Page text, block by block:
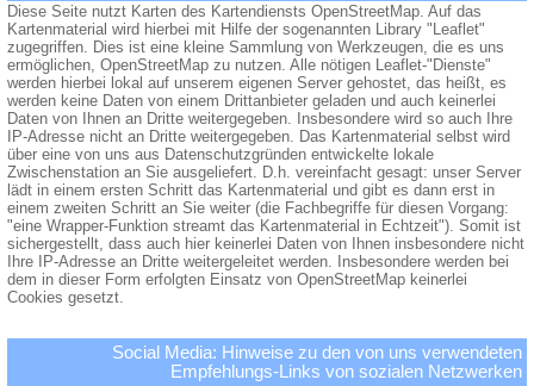
Diese Seite nutzt Karten des Kartendiensts OpenStreetMap. Auf das
Kartenmaterial wird hierbei mit Hilfe der sogenannten Library "Leaflet"
zugegriffen. Dies ist eine kleine Sammlung von Werkzeugen, die es uns
ermöglichen, OpenStreetMap zu nutzen. Alle nötigen Leaflet-"Dienste"
werden hierbei lokal auf unserem eigenen Server gehostet, das heißt, es
werden keine Daten von einem Drittanbieter geladen und auch keinerlei
Daten von Ihnen an Dritte weitergegeben. Insbesondere wird so auch Ihre
IP-Adresse nicht an Dritte weitergegeben. Das Kartenmaterial selbst wird
über eine von uns aus Datenschutzgründen entwickelte lokale
Zwischenstation an Sie ausgeliefert. D.h. vereinfacht gesagt: unser Server
lädt in einem ersten Schritt das Kartenmaterial und gibt es dann erst in
einem zweiten Schritt an Sie weiter (die Fachbegriffe für diesen Vorgang:
"eine Wrapper-Funktion streamt das Kartenmaterial in Echtzeit"). Somit ist
sichergestellt, dass auch hier keinerlei Daten von Ihnen insbesondere nicht
Ihre IP-Adresse an Dritte weitergeleitet werden. Insbesondere werden bei
dem in dieser Form erfolgten Einsatz von OpenStreetMap keinerlei
Cookies gesetzt.
Social Media: Hinweise zu den von uns verwendeten
Empfehlungs-Links von sozialen Netzwerken